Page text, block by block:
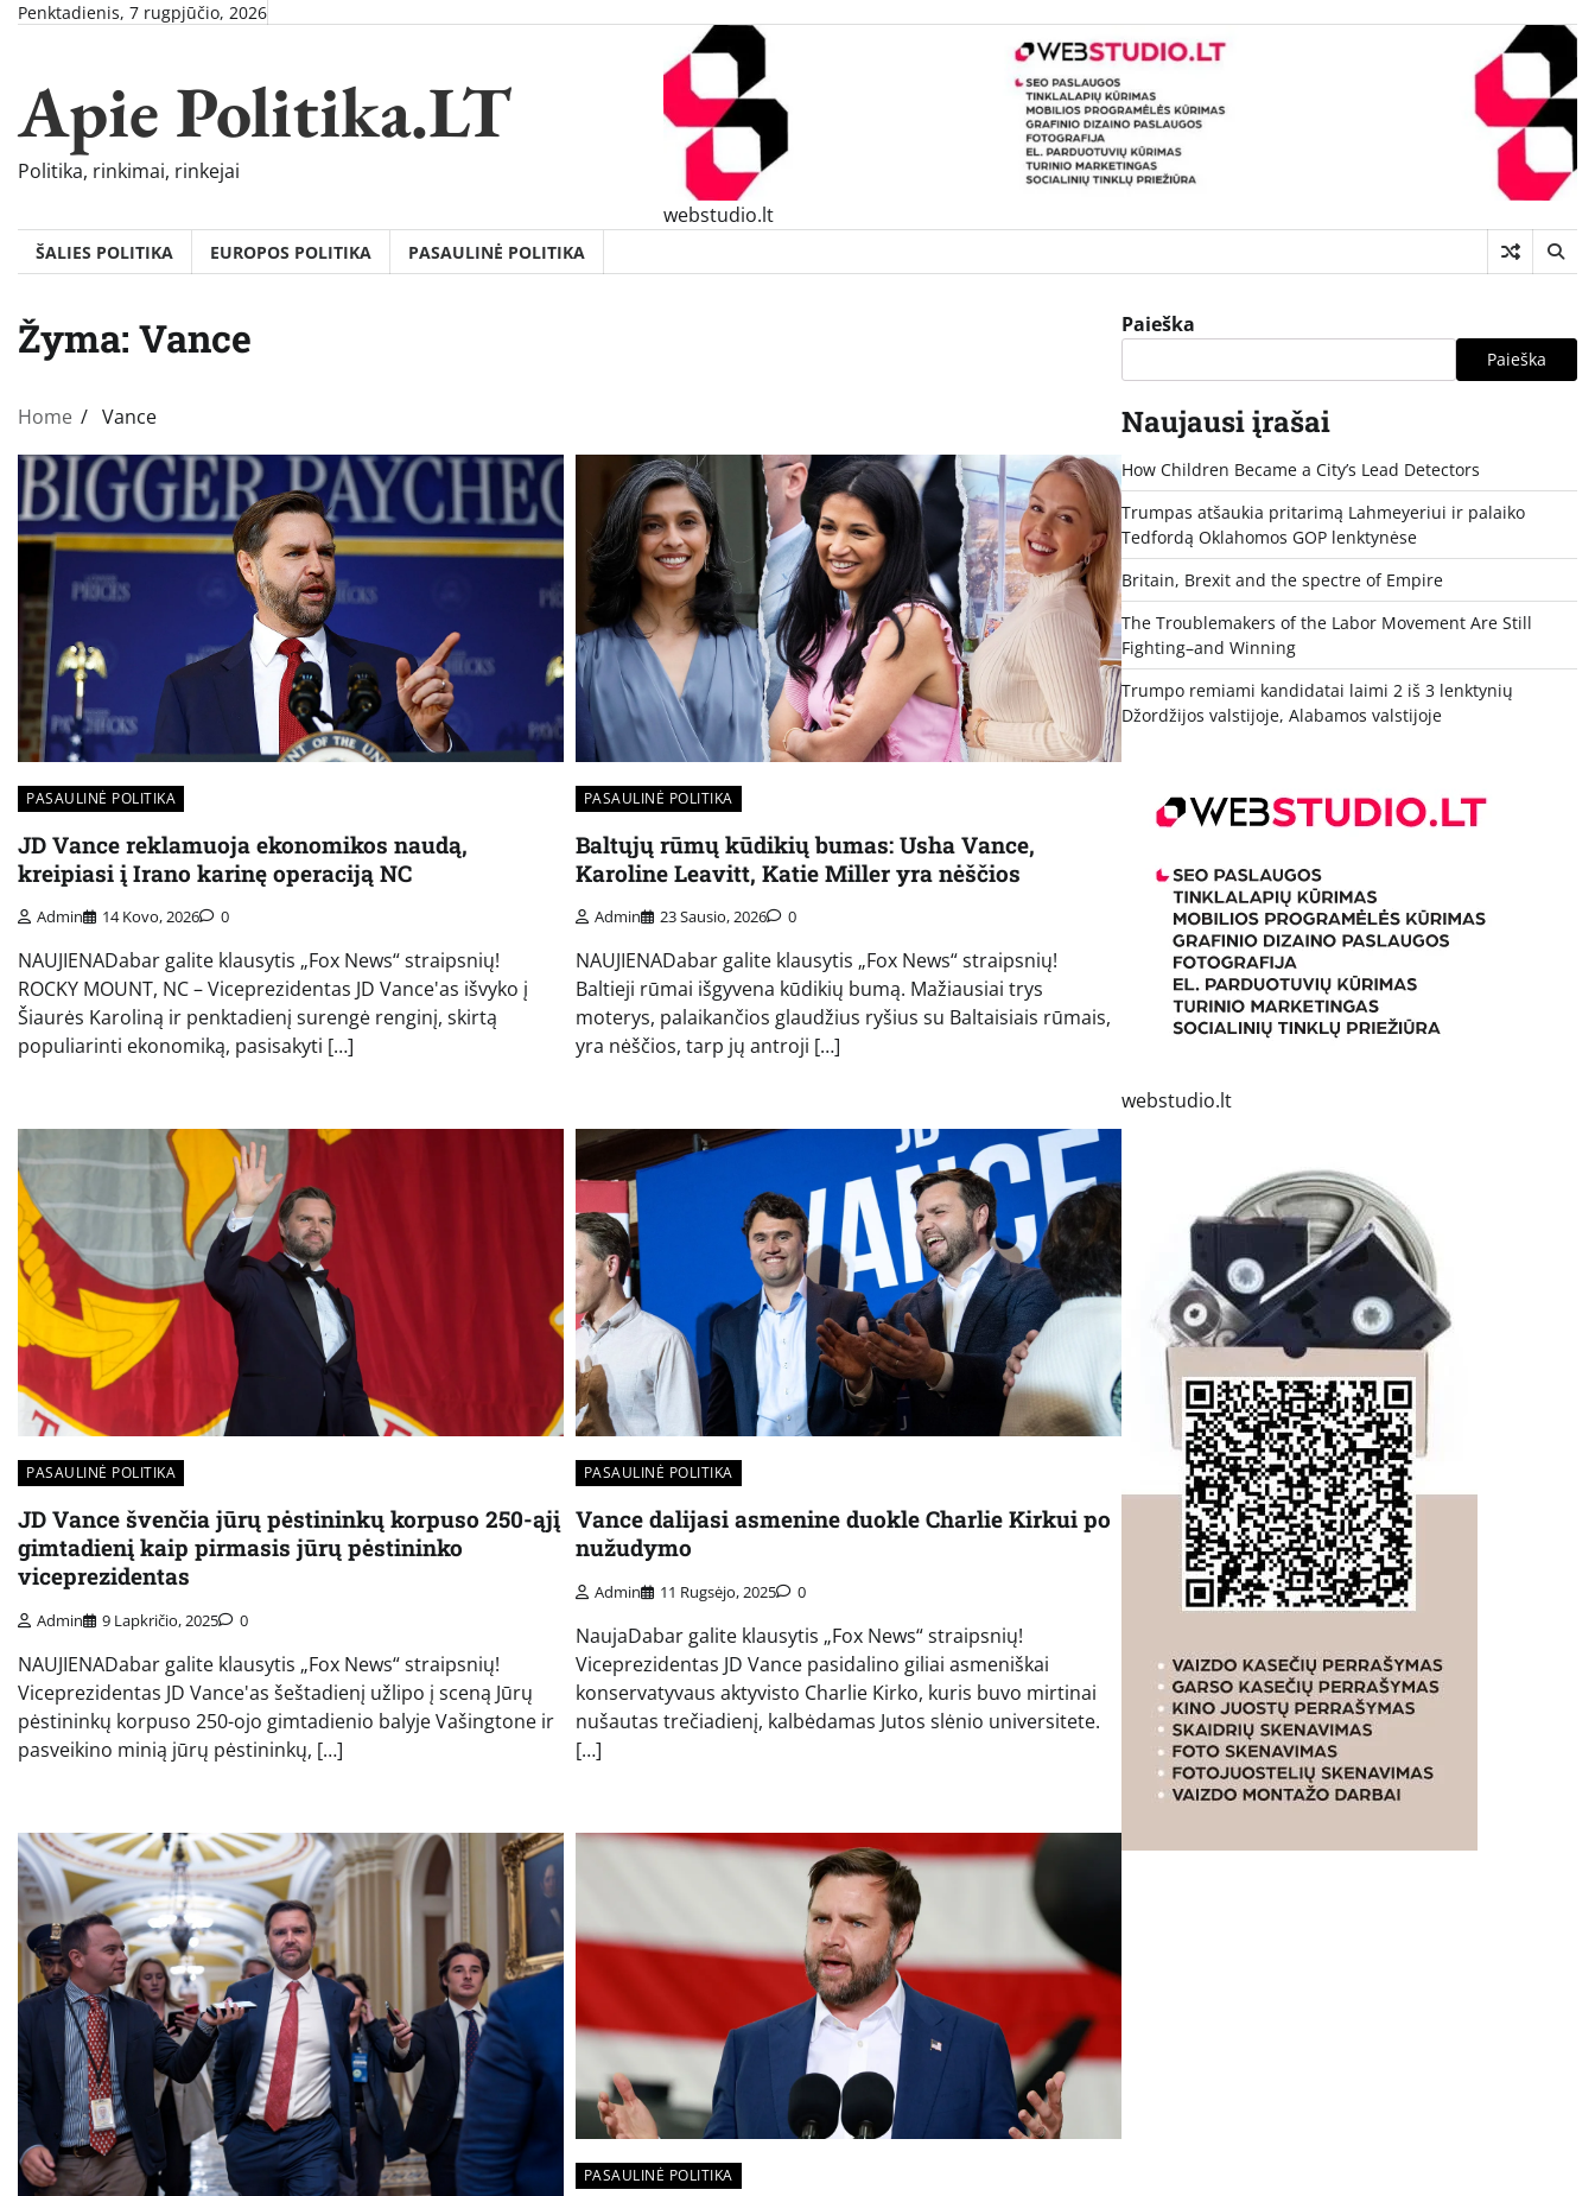
SkipPenktadienis, 7 rugpjūčio, 2026
Apie Politika.LT
Politika, rinkimai, rinkejai
webstudio.lt
ŠALIES POLITIKA EUROPOS POLITIKA PASAULINĖ POLITIKA
Žyma: Vance
Home Vance
PASAULINĖ POLITIKA
JD Vance reklamuoja ekonomikos naudą,
kreipiasi į Irano karinę operaciją NC
Admin 14 Kovo, 2026 0
NAUJIENADabar galite klausytis „Fox News“ straipsnių!
ROCKY MOUNT, NC – Viceprezidentas JD Vance'as išvyko į
Šiaurės Karoliną ir penktadienį surengė renginį, skirtą
populiarinti ekonomiką, pasisakyti […]
PASAULINĖ POLITIKA
Baltųjų rūmų kūdikių bumas: Usha Vance,
Karoline Leavitt, Katie Miller yra nėščios
Admin 23 Sausio, 2026 0
NAUJIENADabar galite klausytis „Fox News“ straipsnių!
Baltieji rūmai išgyvena kūdikių bumą. Mažiausiai trys
moterys, palaikančios glaudžius ryšius su Baltaisiais rūmais,
yra nėščios, tarp jų antroji […]
PASAULINĖ POLITIKA
JD Vance švenčia jūrų pėstininkų korpuso 250-ąjį
gimtadienį kaip pirmasis jūrų pėstininko
viceprezidentas
Admin 9 Lapkričio, 2025 0
NAUJIENADabar galite klausytis „Fox News“ straipsnių!
Viceprezidentas JD Vance'as šeštadienį užlipo į sceną Jūrų
pėstininkų korpuso 250-ojo gimtadienio balyje Vašingtone ir
pasveikino minią jūrų pėstininkų, […]
PASAULINĖ POLITIKA
Vance dalijasi asmenine duokle Charlie Kirkui po
nužudymo
Admin 11 Rugsėjo, 2025 0
NaujaDabar galite klausytis „Fox News“ straipsnių!
Viceprezidentas JD Vance pasidalino giliai asmeniškai
konservatyvaus aktyvisto Charlie Kirko, kuris buvo mirtinai
nušautas trečiadienį, kalbėdamas Jutos slėnio universitete.
[…]
PASAULINĖ POLITIKA
Paieška
Paieška
Naujausi įrašai
How Children Became a City’s Lead Detectors
Trumpas atšaukia pritarimą Lahmeyeriui ir palaiko
Tedfordą Oklahomos GOP lenktynėse
Britain, Brexit and the spectre of Empire
The Troublemakers of the Labor Movement Are Still
Fighting–and Winning
Trumpo remiami kandidatai laimi 2 iš 3 lenktynių
Džordžijos valstijoje, Alabamos valstijoje
webstudio.lt